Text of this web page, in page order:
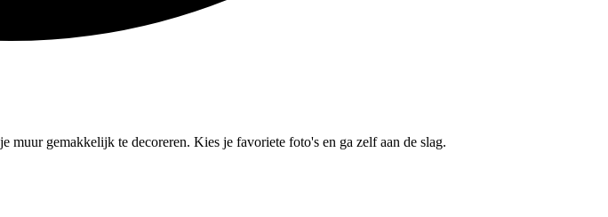
gemakkelijk te decoreren. Kies je favoriete foto's en ga zelf aan de slag.